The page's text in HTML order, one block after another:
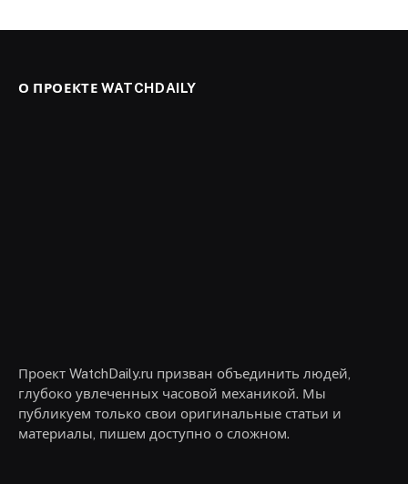
О ПРОЕКТЕ WATCHDAILY
Проект WatchDaily.ru призван объединить людей,
глубоко увлеченных часовой механикой. Мы
публикуем только свои оригинальные статьи и
материалы, пишем доступно о сложном.